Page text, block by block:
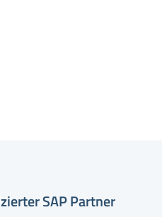
SAP Partner